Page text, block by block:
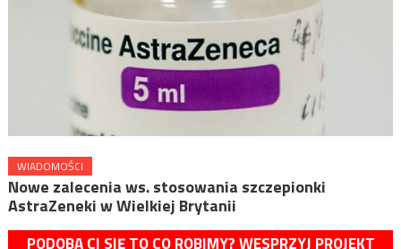
WIADOMOŚCI
Nowe zalecenia ws. stosowania szczepionki
AstraZeneki w Wielkiej Brytanii
PODOBA CI SIĘ TO CO ROBIMY? WESPRZYJ PROJEKT